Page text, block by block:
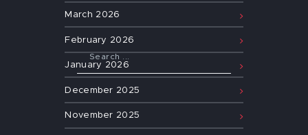
March 2026
February 2026
January 2026
December 2025
November 2025